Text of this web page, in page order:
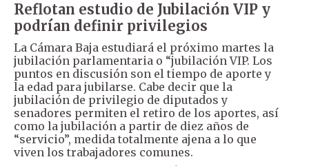
Reflotan estudio de Jubilación VIP y
podrían definir privilegios
La Cámara Baja estudiará el próximo martes la
jubilación parlamentaria o “jubilación VIP. Los
puntos en discusión son el tiempo de aporte y
la edad para jubilarse. Cabe decir que la
jubilación de privilegio de diputados y
senadores permiten el retiro de los aportes, así
como la jubilación a partir de diez años de
“servicio”, medida totalmente ajena a lo que
viven los trabajadores comunes.